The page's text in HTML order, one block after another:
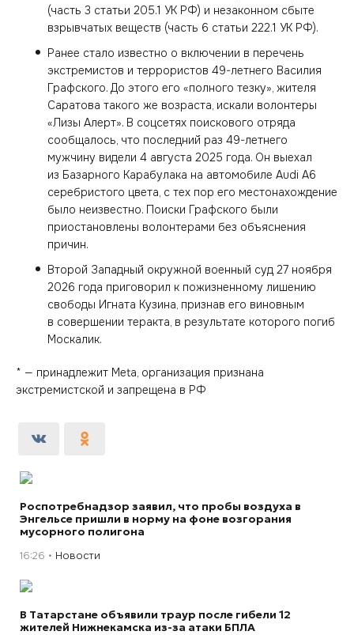
(часть 3 статьи 205.1 УК РФ) и незаконном сбыте
взрывчатых веществ (часть 6 статьи 222.1 УК РФ).
Ранее стало известно о включении в перечень
экстремистов и террористов 49-летнего Василия
Графского. До этого его «полного тезку», жителя
Саратова такого же возраста, искали волонтеры
«Лизы Алерт». В соцсетях поискового отряда
сообщалось, что последний раз 49-летнего
мужчину видели 4 августа 2025 года. Он выехал
из Базарного Карабулака на автомобиле Audi A6
серебристого цвета, с тех пор его местонахождение
было неизвестно. Поиски Графского были
приостановлены волонтерами без объяснения
причин.
Второй Западный окружной военный суд 27 ноября
2026 года приговорил к пожизненному лишению
свободы Игната Кузина, признав его виновным
в совершении теракта, в результате которого погиб
Москалик.
* — принадлежит Meta, организация признана
экстремистской и запрещена в РФ
Роспотребнадзор заявил, что пробы воздуха в
Энгельсе пришли в норму на фоне возгорания
мусорного полигона
16:26 Новости
В Татарстане объявили траур после гибели 12
жителей Нижнекамска из-за атаки БПЛА